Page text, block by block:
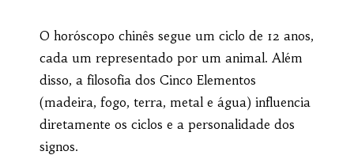
O horóscopo chinês segue um ciclo de 12 anos,
cada um representado por um animal. Além
disso, a filosofia dos Cinco Elementos
(madeira, fogo, terra, metal e água) influencia
diretamente os ciclos e a personalidade dos
signos.